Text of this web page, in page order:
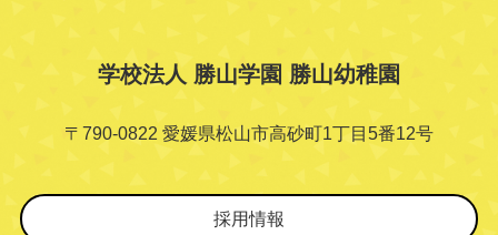
学校法人 勝山学園 勝山幼稚園
〒790-0822 愛媛県松山市高砂町1丁目5番12号
採用情報